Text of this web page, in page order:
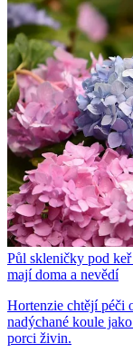
Půl skleničky pod
mají doma a nevědí
Hortenzie chtějí péči
nadýchané koule
porci živin.